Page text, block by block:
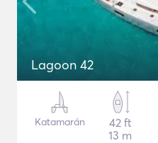
Lagoon 42
Katamarán
42 ft
13 m